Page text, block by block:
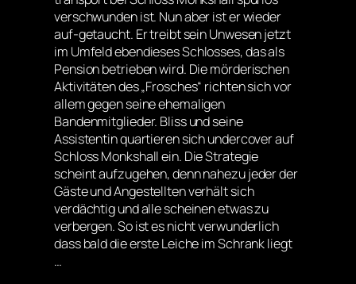
verschwunden ist. Nun aber ist er wieder
auf-getaucht. Er treibt sein Unwesen jetzt
im Umfeld ebendieses Schlosses, das als
Pension betrieben wird. Die mörderischen
Aktivitäten des „Frosches“ richten sich vor
allem gegen seine ehemaligen
Bandenmitglieder. Bliss und seine
Assistentin quartieren sich undercover auf
Schloss Monkshall ein. Die Strategie
scheint aufzugehen, denn nahezu jeder der
Gäste und Angestellten verhält sich
verdächtig und alle scheinen etwas zu
verbergen. So ist es nicht verwunderlich
dass bald die erste Leiche im Schrank liegt
…